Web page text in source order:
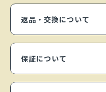
返品・交換について
保証について